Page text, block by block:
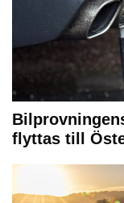
flyttas till